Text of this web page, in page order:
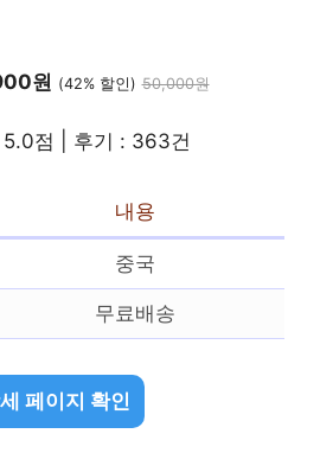
원 (42% 할인) 50,000원
점 | 후기 : 363건
내용
중국
무료배송
페이지 확인